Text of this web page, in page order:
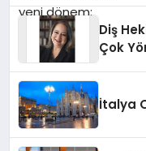
Diş
Çok
İtalya